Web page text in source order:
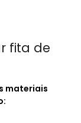
fita de
materiais